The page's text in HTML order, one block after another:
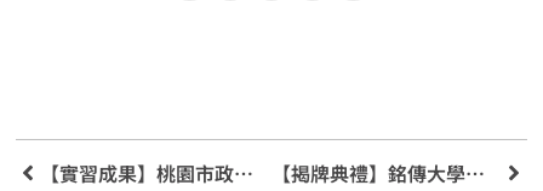
【實習成果】桃園市政府「青年職場實習與公部門暑期工讀」 【揭牌典禮】銘傳大學數位沙盒校園實證基地